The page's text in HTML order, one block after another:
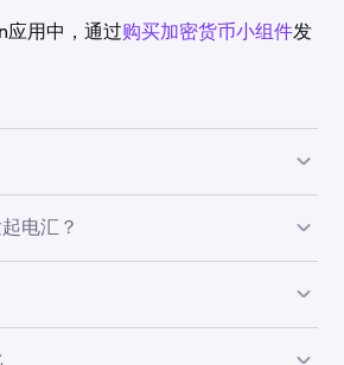
用中，通过购买加密货币小组件发
务商协助完成，可在两方之间快速转
电汇？
相同，我们已针对常见银行提供了客
扩充。以下支持文章可帮助您了解如
Automated Clearing House）的缩